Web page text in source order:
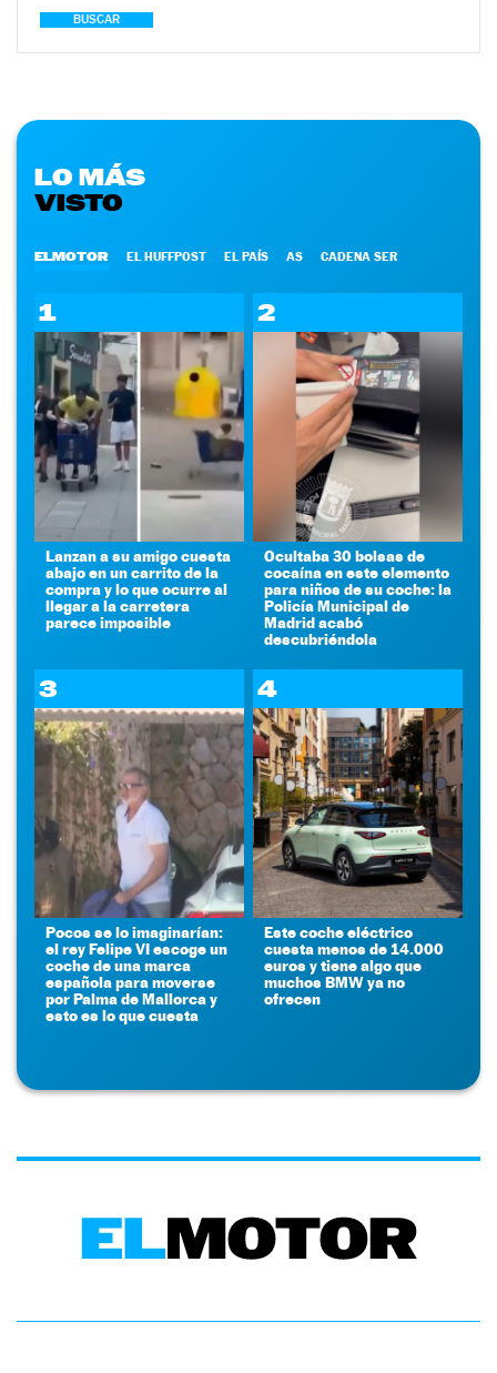
BUSCAR
LO MÁS
VISTO
ELMOTOR EL HUFFPOST EL PAÍS AS CADENA SER
1
Lanzan a su amigo cuesta
abajo en un carrito de la
compra y lo que ocurre al
llegar a la carretera
parece imposible
2
Ocultaba 30 bolsas de
cocaína en este elemento
para niños de su coche: la
Policía Municipal de
Madrid acabó
descubriéndola
3
Pocos se lo imaginarían:
el rey Felipe VI escoge un
coche de una marca
española para moverse
por Palma de Mallorca y
esto es lo que cuesta
4
Este coche eléctrico
cuesta menos de 14.000
euros y tiene algo que
muchos BMW ya no
ofrecen